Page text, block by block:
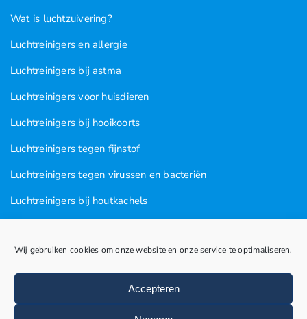
Wij gebruiken cookies om onze website en onze service te optimaliseren.
Accepteren
Wat is luchtzuivering?
Luchtreinigers en allergie
Luchtreinigers bij astma
Luchtreinigers voor huisdieren
Luchtreinigers bij hooikoorts
Luchtreinigers tegen fijnstof
Luchtreinigers tegen virussen en bacteriën
Luchtreinigers bij houtkachels
Luchtreinigers in nagel en kapsalons
Luchtreinigers bij vogels
Huisstofmijten